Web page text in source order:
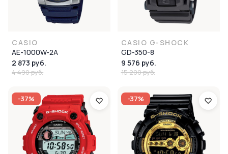
CASIO
AE-1000W-2A
2 873 руб.
4 490 руб.
CASIO G-SHOCK
GD-350-8
9 576 руб.
15 200 руб.
-37% -37%